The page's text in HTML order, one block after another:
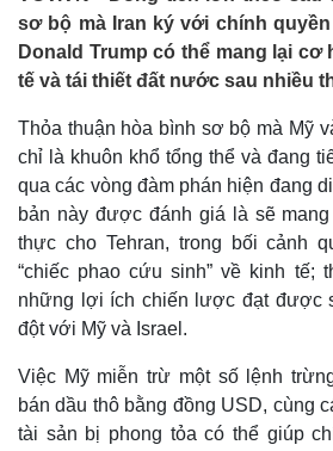
Biển
sơ bộ mà Iran ký với chính
Donald Trump có thể mang lại cơ
tế và tái thiết đất nước sau nhiều
Thỏa thuận hòa bình sơ bộ mà Mỹ
chỉ là khuôn khổ tổng thể và đang
qua các vòng đàm phán hiện đang
bản này được đánh giá là sẽ
thực cho Tehran, trong bối cảnh
“chiếc phao cứu sinh” về kinh tế;
những lợi ích chiến lược đạt được
đột với Mỹ và Israel.
Việc Mỹ miễn trừ một số lệnh
bán dầu thô bằng đồng USD, cùng
tài sản bị phong tỏa có thể giúp